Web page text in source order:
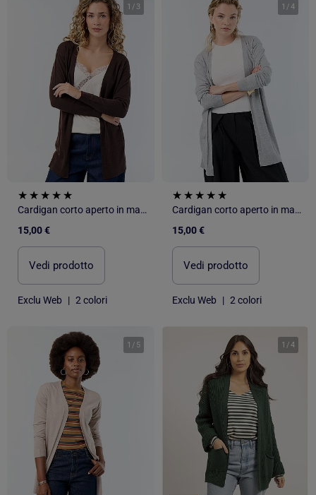
1 / 3
Cardigan corto aperto in maglia fine
15,00 €
Vedi prodotto
Exclu Web | 2 colori
1 /4
Cardigan corto aperto in maglia fine
15,00 €
Vedi prodotto
Exclu Web | 2 colori
1 / 5 1 /4